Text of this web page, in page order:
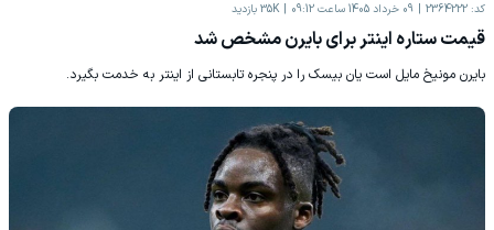
کد: 2364222 09 خرداد 1405 ساعت 09:12 35K بازدید
قیمت ستاره اینتر برای بایرن مشخص شد
بایرن مونیخ مایل است یان بیسک را در پنجره تابستانی از اینتر به خدمت بگیرد.